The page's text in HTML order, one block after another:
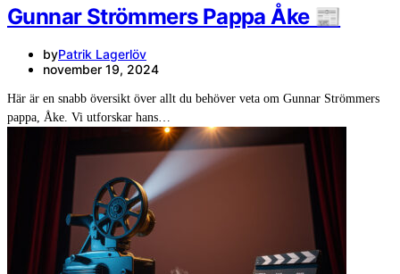
Gunnar Strömmers Pappa Åke 📰
byPatrik Lagerlöv
november 19, 2024
Här är en snabb översikt över allt du behöver veta om Gunnar Strömmers
pappa, Åke. Vi utforskar hans…